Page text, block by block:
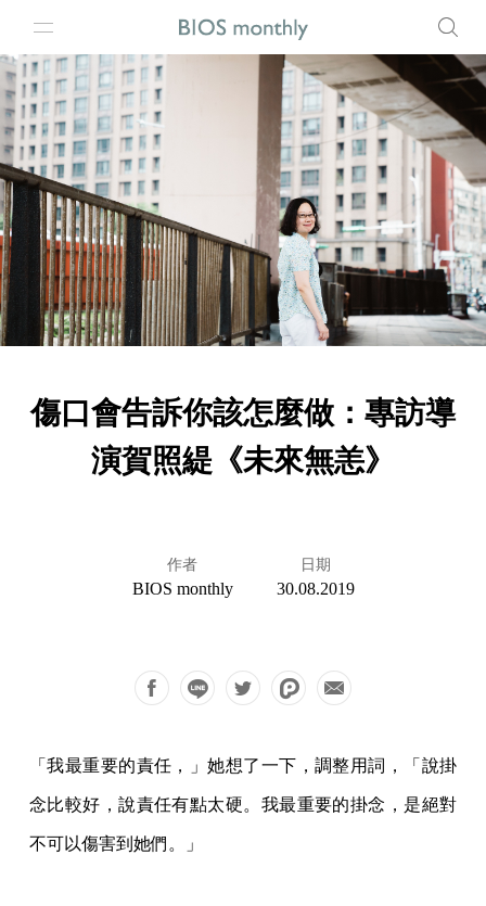
傷口會告訴你該怎麼做：專訪導
演賀照緹《未來無恙》
作者
BIOS monthly
日期
30.08.2019
「我最重要的責任，」她想了一下，調整用詞，「說掛
念比較好，說責任有點太硬。我最重要的掛念，是絕對
不可以傷害到她們。」